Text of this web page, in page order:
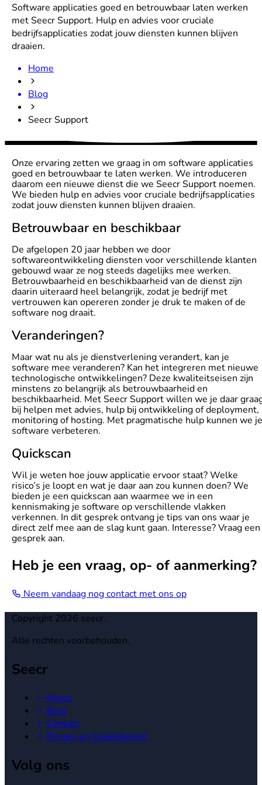
Software applicaties goed en betrouwbaar laten werken
met Seecr Support. Hulp en advies voor cruciale
bedrijfsapplicaties zodat jouw diensten kunnen blijven
draaien.
Home
Blog
Seecr Support
Onze ervaring zetten we graag in om software applicaties
goed en betrouwbaar te laten werken. We introduceren
daarom een nieuwe dienst die we Seecr Support noemen.
We bieden hulp en advies voor cruciale bedrijfsapplicaties
zodat jouw diensten kunnen blijven draaien.
Betrouwbaar en beschikbaar
De afgelopen 20 jaar hebben we door
softwareontwikkeling diensten voor verschillende klanten
gebouwd waar ze nog steeds dagelijks mee werken.
Betrouwbaarheid en beschikbaarheid van de dienst zijn
daarin uiteraard heel belangrijk, zodat je bedrijf met
vertrouwen kan opereren zonder je druk te maken of de
software nog draait.
Veranderingen?
Maar wat nu als je dienstverlening verandert, kan je
software mee veranderen? Kan het integreren met nieuwe
technologische ontwikkelingen? Deze kwaliteitseisen zijn
minstens zo belangrijk als betrouwbaarheid en
beschikbaarheid. Met Seecr Support willen we je daar
bij helpen met advies, hulp bij ontwikkeling of deployment,
monitoring of hosting. Met pragmatische hulp kunnen we je
software verbeteren.
Quickscan
Wil je weten hoe jouw applicatie ervoor staat? Welke
risico’s je loopt en wat je daar aan zou kunnen doen? We
bieden je een quickscan aan waarmee we in een
kennismaking je software op verschillende vlakken
verkennen. In dit gesprek ontvang je tips van ons waar je
direct zelf mee aan de slag kunt gaan. Interesse? Vraag een
gesprek aan.
Heb je een vraag, op- of aanmerking?
Neem vandaag nog contact met ons op
Copyright 2026 seecr.
Alle rechten voorbehouden.
Seecr
Home
Blog
Contact
Privacy en Cookiebeleid
Volg ons